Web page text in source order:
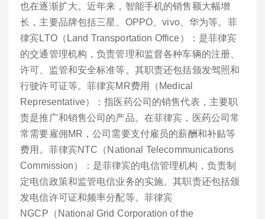
也在逐渐扩大。近年来，智能手机的销售额大幅增
长，主要品牌包括三星、OPPO、vivo、华为等。菲
律宾LTO（Land Transportation Office）：是菲律宾
的交通管理机构，负责管理和监督各种车辆的注册、
许可、监管和安全标准等。其职责还包括颁发驾照和
行驶许可证等。菲律宾MR费用（Medical
Representative）：指医药公司的销售代表，主要职
责是推广和销售公司的产品。在菲律宾，医药公司常
常需要雇佣MR，公司需要支付雇员的薪酬和补贴等
费用。菲律宾NTC（National Telecommunications
Commission）：是菲律宾的电信管理机构，负责制
定电信政策和监管电信业务的实施。其职责还包括颁
发电信许可证和频率分配等。菲律宾
NGCP（National Grid Corporation of the